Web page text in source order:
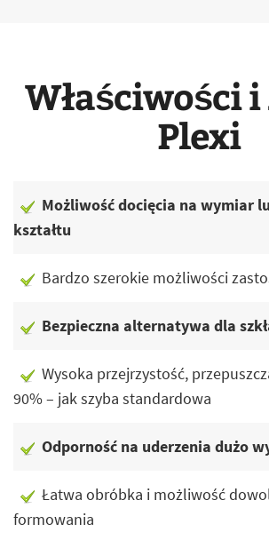
Właściwości
Plexi
Możliwość docięcia na wymiar
kształtu
Bardzo szerokie możliwości
Bezpieczna alternatywa dla
Wysoka przejrzystość,
90% – jak szyba standardowa
Odporność na uderzenia dużo
Łatwa obróbka i możliwość
formowania